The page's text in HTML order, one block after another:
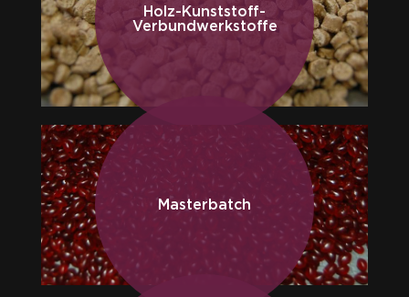
Holz-Kunststoff-
Verbundwerkstoffe
Masterbatch